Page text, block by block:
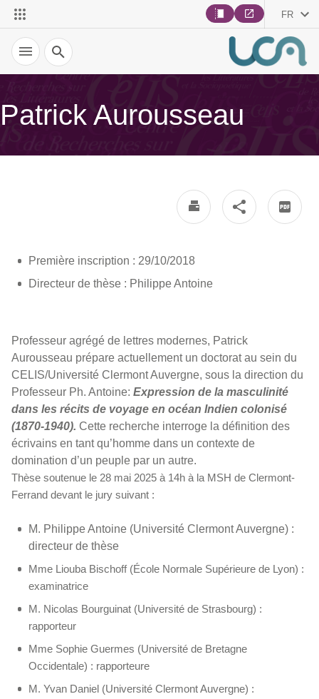
FR
Recherche
Patrick Aurousseau
Première inscription : 29/10/2018
Directeur de thèse : Philippe Antoine
Professeur agrégé de lettres modernes, Patrick
Aurousseau prépare actuellement un doctorat au sein du
CELIS/Université Clermont Auvergne, sous la direction du
Professeur Ph. Antoine: Expression de la masculinité
dans les récits de voyage en océan Indien colonisé
(1870-1940). Cette recherche interroge la définition des
écrivains en tant qu’homme dans un contexte de
domination d’un peuple par un autre.
Thèse soutenue le 28 mai 2025 à 14h à la MSH de Clermont-
Ferrand devant le jury suivant :
M. Philippe Antoine (Université Clermont Auvergne) :
directeur de thèse
Mme Liouba Bischoff (École Normale Supérieure de Lyon) :
examinatrice
M. Nicolas Bourguinat (Université de Strasbourg) :
rapporteur
Mme Sophie Guermes (Université de Bretagne
Occidentale) : rapporteure
M. Yvan Daniel (Université Clermont Auvergne) :